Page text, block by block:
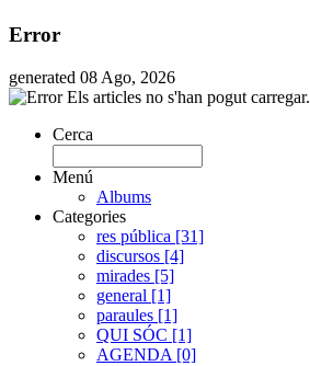
Error
generated 08 Ago, 2026
Els articles no s'han pogut carregar.
Cerca
Menú
Albums
Categories
res pública [31]
discursos [4]
mirades [5]
general [1]
paraules [1]
QUI SÓC [1]
AGENDA [0]